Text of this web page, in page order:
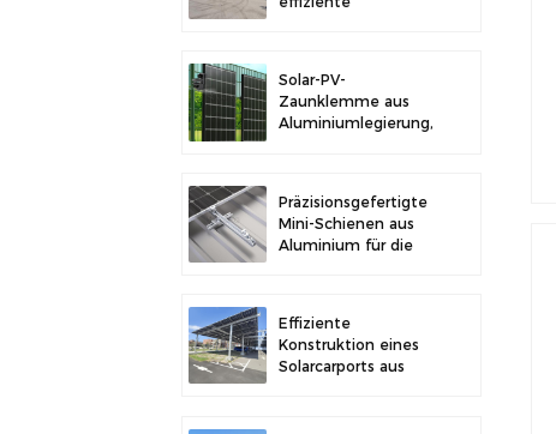
Solar-PV-
Zaunklemme aus
Aluminiumlegierung,
Präzisionsgefertigte
Mini-Schienen aus
Aluminium für die
Effiziente
Konstruktion eines
Solarcarports aus